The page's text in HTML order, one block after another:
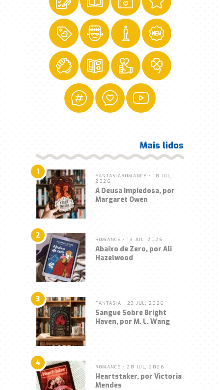
Mais lidos
1 FANTASIAROMANCE • 18 JUL,
2026
A Deusa Impiedosa, por
Margaret Owen
2 ROMANCE • 13 JUL, 2026
Abaixo de Zero, por Ali
Hazelwood
3 FANTASIA • 23 JUL, 2026
Sangue Sobre Bright
Haven, por M. L. Wang
4 ROMANCE • 28 JUL, 2026
Heartstaker, por Victoria
Mendes